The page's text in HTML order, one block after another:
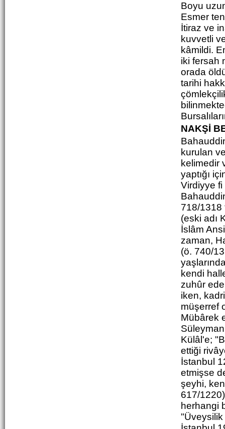
Boyu
Esmer
İtiraz ve
kuvvetli
kâmildi.
iki fersah
orada
tarihi
NAKŞİ
kurulan
kelimedir
yaptığı
Virdiyye
718/1318
(eski adı
İslâm
zaman,
(ö. 740/
kendi
zuhûr
iken,
müşerref
Mübârek
Külâl'e;
ettiği
İstanbul
etmişse
şeyhi,
617/
herhangi
"Üveysilik